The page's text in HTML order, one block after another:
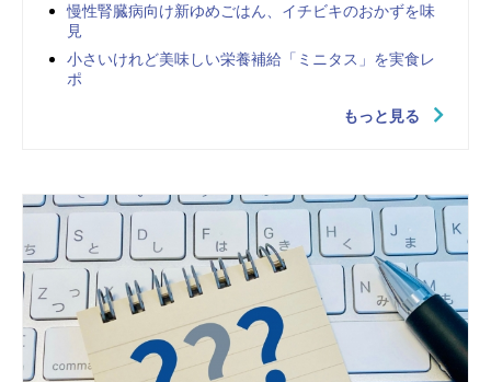
慢性腎臓病向け新ゆめごはん、イチビキのおかずを味
見
小さいけれど美味しい栄養補給「ミニタス」を実食レ
ポ
もっと見る